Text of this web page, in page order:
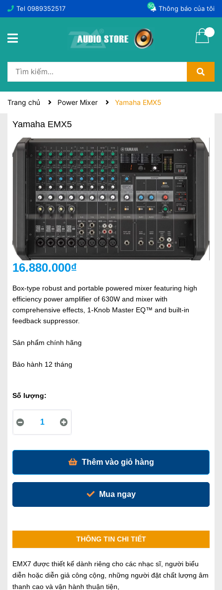
Tel 0989352517 Thông báo của tôi
50
Trang chủ Power Mixer Yamaha EMX5
Yamaha EMX5
16.880.000₫
Box-type robust and portable powered mixer featuring high
efficiency power amplifier of 630W and mixer with
comprehensive effects, 1-Knob Master EQ™ and built-in
feedback suppressor.
Sản phẩm chính hãng
Bảo hành 12 tháng
Số lượng:
Thêm vào giỏ hàng
Mua ngay
THÔNG TIN CHI TIẾT
EMX7 được thiết kế dành riêng cho các nhạc sĩ, người biểu
diễn hoặc diễn giả công cộng, những người đặt chất lượng âm
thanh cao và vận hành thuận tiện,